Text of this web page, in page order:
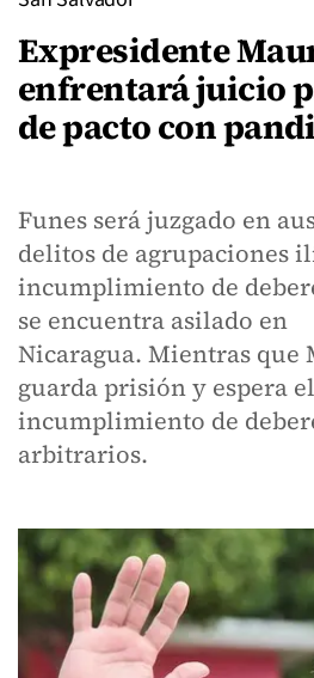
Expresidente
enfrentará juicio
de pacto con
Funes será juzgado en
delitos de agrupaciones
incumplimiento de
se encuentra asilado en
Nicaragua. Mientras que
guarda prisión y espera
incumplimiento de
arbitrarios.